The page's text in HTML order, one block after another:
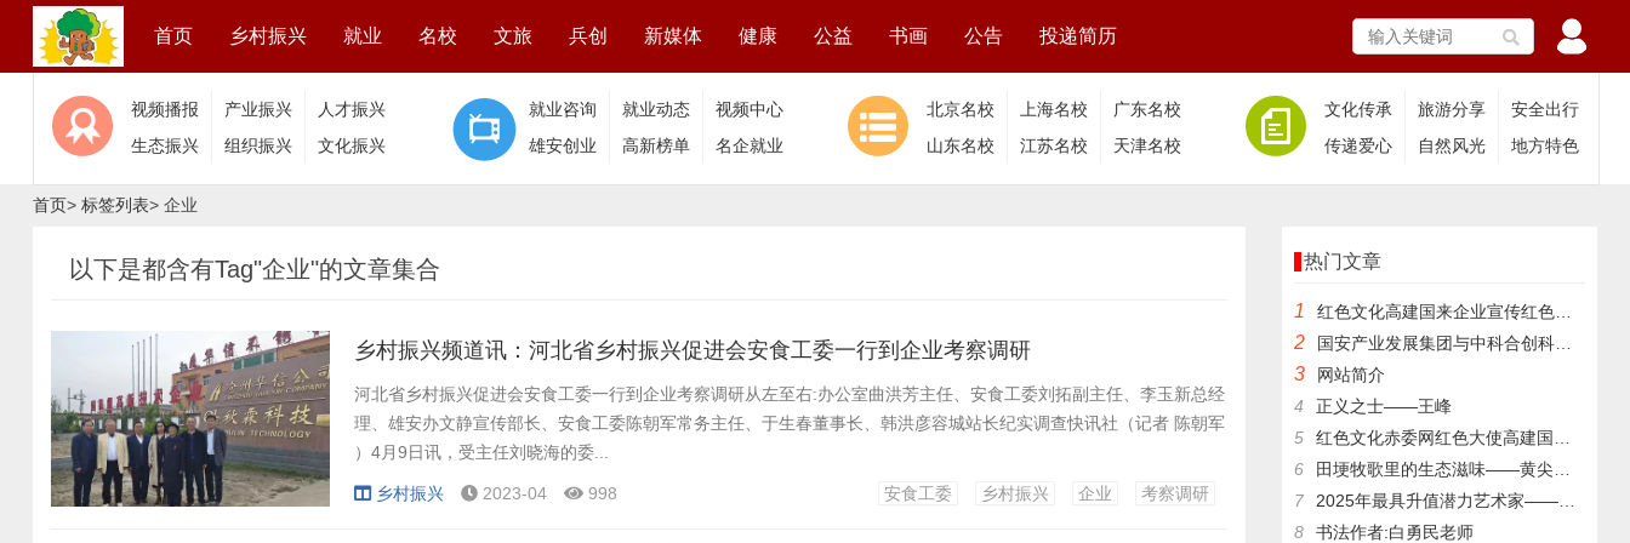
首页 乡村振兴 就业 名校 文旅 兵创 新媒体 健康 公益 书画 公告 投递简历
视频播报 产业振兴
人才振兴
生态振兴
组织振兴 文化振兴
就业咨询 就业动态
视频中心
雄安创业
高新榜单 名企就业
北京名校 上海名校
广东名校
山东名校
江苏名校 天津名校
文化传承 旅游分享
安全出行
传递爱心
自然风光 地方特色
首页> 标签列表> 企业
以下是都含有Tag"企业"的文章集合
乡村振兴频道讯：河北省乡村振兴促进会安食工委一行到企业考察调研
河北省乡村振兴促进会安食工委一行到企业考察调研从左至右:办公室曲洪芳主任、安食工委刘拓副主任、李玉新总经
理、雄安办文静宣传部长、安食工委陈朝军常务主任、于生春董事长、韩洪彦容城站长纪实调查快讯社（记者 陈朝军
）4月9日讯，受主任刘晓海的委...
乡村振兴 2023-04 998 安食工委 乡村振兴 企业 考察调研
热门文章
1 ​红色文化高建国来企业宣传红色文化
2 国安产业发展集团与中科合创科技成果评价中心签署合作协议
3
网站简介
4
正义之士——王峰
5
红色文化赤委网红色大使高建国与红色文化传承人王银茂等来登仙桥
6
田埂牧歌里的生态滋味——黄尖镇杨亚成的林下养殖记
7
2025年最具升值潜力艺术家——张跃华
8
书法作者:白勇民老师